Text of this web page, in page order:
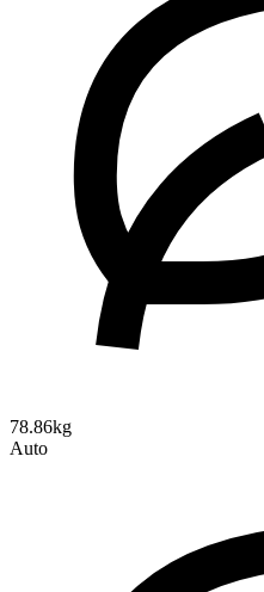
78.86kg
Auto